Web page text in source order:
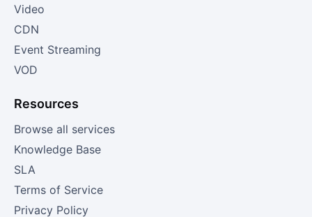
Video
CDN
Event Streaming
VOD
Resources
Browse all services
Knowledge Base
SLA
Terms of Service
Privacy Policy